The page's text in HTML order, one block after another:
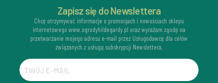
Zapisz się do Newslettera
Chcę otrzymywać informacje o promocjach i nowościach sklepu
internetowego www.ogrodyhildegardy.pl oraz wyrażam zgodę na
przetwarzanie mojego adresu e-mail przez Usługodawcę dla celów
związanych z usługą subskrypcji Newslettera.